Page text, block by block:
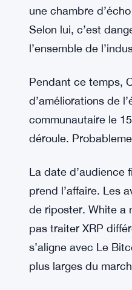
jaloux du succès de
Certains ont même
d’autres projets
Hoskinson a
désinformation dans
une chambre
l’ensemble de
Pendant ce temps,
d’améliorations de
communautaire le
déroule.